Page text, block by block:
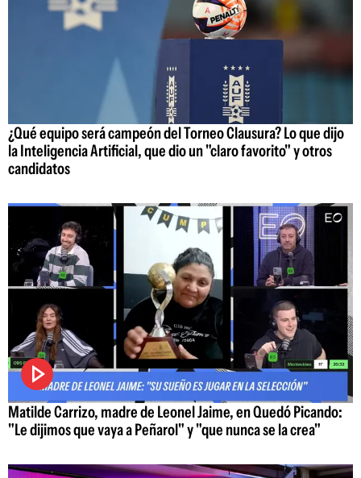
¿Qué equipo será campeón del Torneo Clausura? Lo que dijo
la Inteligencia Artificial, que dio un "claro favorito" y otros
candidatos
Matilde Carrizo, madre de Leonel Jaime, en Quedó Picando:
"Le dijimos que vaya a Peñarol" y "que nunca se la crea"